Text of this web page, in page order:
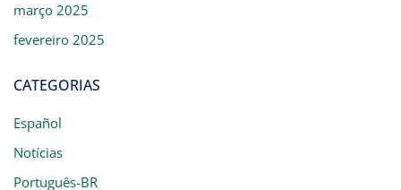
março 2025
fevereiro 2025
CATEGORIAS
Español
Notícias
Português-BR